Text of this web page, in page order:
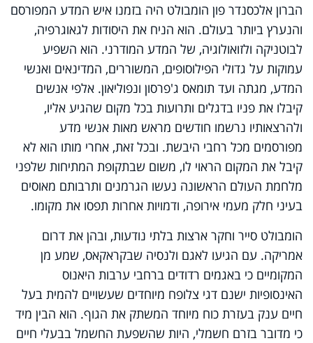
הברון אלכסנדר פון הומבולט היה בזמנו איש המדע המפורסם
והנערץ ביותר בעולם. הוא הניח את היסודות לגאוגרפיה,
לבוטניקה ולזואולוגיה, של המדע המודרני. הוא השפיע
עמוקות על גדולי הפילוסופים, המשוררים, המדינאים ואנשי
המדע, מגתה ועד תומאס ג'פרסון ונפוליאון. אלפי אנשים
קיבלו את פניו בדגלים ותרועות בכל מקום שהגיע אליו,
ולהרצאותיו נרשמו חודשים מראש מאות אנשי מדע
מפורסמים מכל רחבי היבשת. ובכל זאת, אחרי מותו הוא לא
קיבל את המקום הראוי לו, משום שבתקופת המתיחות שלפני
מלחמת העולם הראשונה נעשו הגרמנים ותרבותם מאוסים
בעיני חלק מעמי אירופה, ודמויות אחרות תפסו את מקומו.
הומבולט סייר וחקר ארצות בלתי נודעות, ובהן את דרום
אמריקה. עם הגיעו לאגם ולנסיה שבקראקאס, שמע מן
המקומיים כי באגמים רדודים ברחבי ערבות היאנוס
האינסופיות ישנם דגי צלופח מיוחדים שעשויים להמית בעל
חיים ענק בעזרת כוח מיוחד המשתק את הגוף. הוא הבין מיד
כי מדובר בזרם חשמלי, היות שהשפעת החשמל בבעלי חיים